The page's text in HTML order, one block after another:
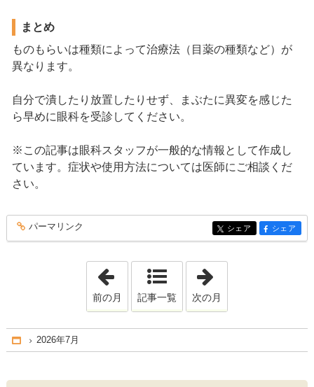
まとめ
ものもらいは種類によって治療法（目薬の種類など）が
異なります。
自分で潰したり放置したりせず、まぶたに異変を感じた
ら早めに眼科を受診してください。
※この記事は眼科スタッフが一般的な情報として作成し
ています。症状や使用方法については医師にご相談くだ
さい。
entry241
パーマリンク entry241
シェア entry241
シェア
「2026年6月」
前の月 記事一覧 次の月
Home
2026年7月